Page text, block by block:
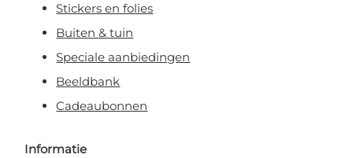
Stickers en folies
Buiten & tuin
Speciale aanbiedingen
Beeldbank
Cadeaubonnen
Informatie